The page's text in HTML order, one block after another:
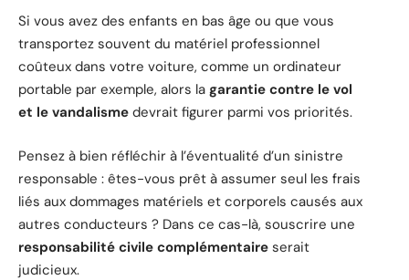
Si vous avez des enfants en bas âge ou que vous
transportez souvent du matériel professionnel
coûteux dans votre voiture, comme un ordinateur
portable par exemple, alors la garantie contre le vol
et le vandalisme devrait figurer parmi vos priorités.
Pensez à bien réfléchir à l’éventualité d’un sinistre
responsable : êtes-vous prêt à assumer seul les frais
liés aux dommages matériels et corporels causés aux
autres conducteurs ? Dans ce cas-là, souscrire une
responsabilité civile complémentaire serait
judicieux.